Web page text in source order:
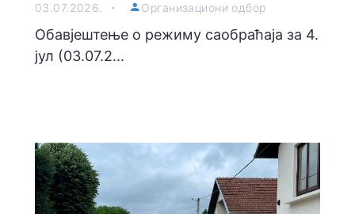
03.07.2026. Oрганизациони одбор
Обавјештење о режиму саобраћаја за 4.
јул (03.07.2...